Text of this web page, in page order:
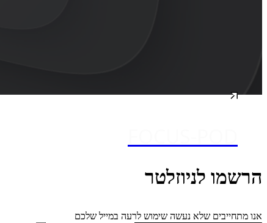
הרשמו לניוזלטר
אנו מתחייבים שלא נעשה שימוש לרעה במייל שלכם